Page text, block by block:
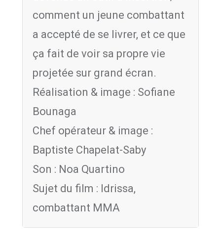
comment un jeune combattant
a accepté de se livrer, et ce que
ça fait de voir sa propre vie
projetée sur grand écran.
Réalisation & image : Sofiane
Bounaga
Chef opérateur & image :
Baptiste Chapelat-Saby
Son : Noa Quartino
Sujet du film : Idrissa,
combattant MMA